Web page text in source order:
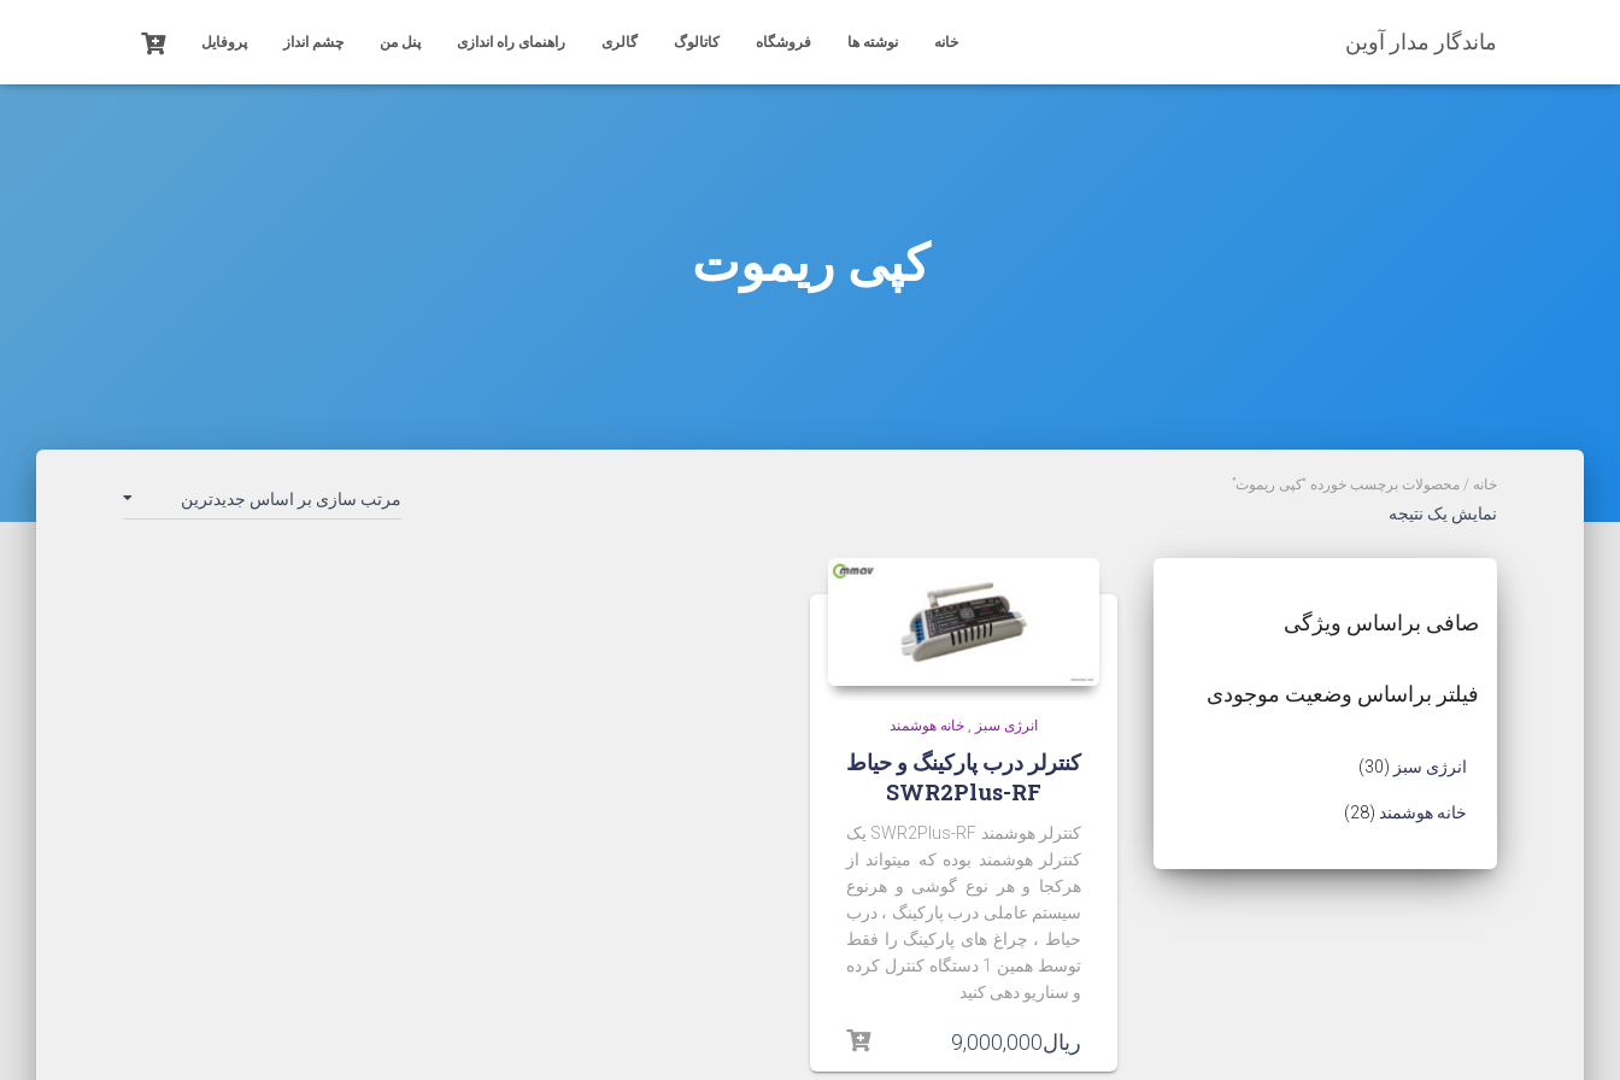
ماندگار مدار آوین خانه نوشته ها فروشگاه کاتالوگ گالری راهنمای راه اندازی پنل من چشم انداز پروفایل
کپی ریموت
خانه / محصولات برچسب خورده “کپی ریموت”
نمایش یک نتیجه
صافی براساس ویژگی
فیلتر براساس وضعیت موجودی
انرژی سبز 30
3
0
ح
خانه هوشمند 28
2
م
انرژی سبز خانه هوشمند
کنترلر درب پارکینگ و حیاط
SWR2Plus-RF
کنترلر هوشمند SWR2Plus-RF یک
کنترلر هوشمند بوده که میتواند از
هرکجا و هر نوع گوشی و هرنوع
سیستم عاملی درب پارکینگ ، درب
حیاط ، چراغ های پارکینگ را فقط
توسط همین 1 دستگاه کنترل کرده
و سناریو دهی کنید
ریال9,000,000